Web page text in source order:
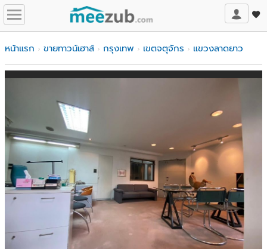
หน้าแรก ขายทาวน์เฮาส์ กรุงเทพ เขตจตุจักร แขวงลาดยาว